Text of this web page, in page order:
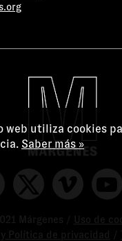
Márgenes / Uso de
Política de privacidad
web utiliza cookies
Saber más »